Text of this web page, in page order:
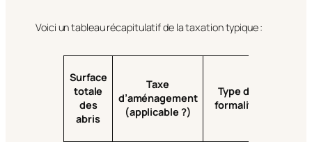
Voici un tableau récapitulatif de la taxation typique :
Surface
totale
des
abris
Taxe
d’aménagement
(applicable ?)
Type de
formalité